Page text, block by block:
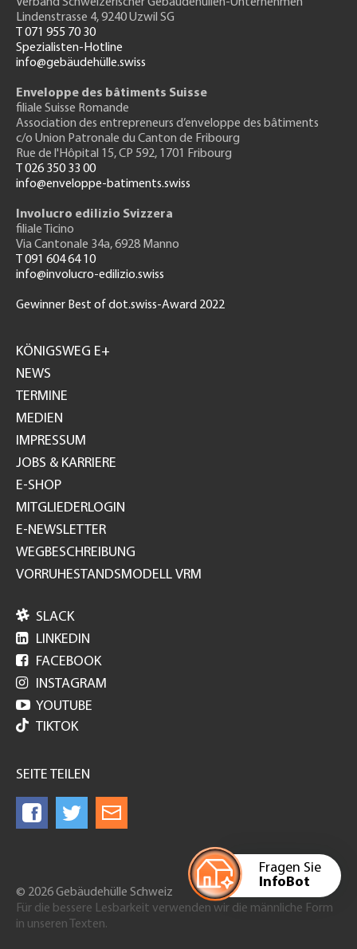
Fragen Sie
InfoBot
Verband Schweizerischer Gebäudehüllen-Unternehmen
Lindenstrasse 4, 9240 Uzwil SG
T 071 955 70 30
Spezialisten-Hotline
info@gebäudehülle.swiss
Enveloppe des bâtiments Suisse
filiale Suisse Romande
Association des entrepreneurs d’enveloppe des bâtiments
c/o Union Patronale du Canton de Fribourg
Rue de l'Hôpital 15, CP 592, 1701 Fribourg
T 026 350 33 00
info@enveloppe-batiments.swiss
Involucro edilizio Svizzera
filiale Ticino
Via Cantonale 34a, 6928 Manno
T 091 604 64 10
info@involucro-edilizio.swiss
Gewinner Best of dot.swiss-Award 2022
GH
KÖNIGSWEG E+
NEWS
TERMINE
MEDIEN
IMPRESSUM
JOBS & KARRIERE
E-SHOP
MITGLIEDERLOGIN
E-NEWSLETTER
WEGBESCHREIBUNG
VORRUHESTANDSMODELL VRM
 SLACK
 LINKEDIN
 FACEBOOK
 INSTAGRAM
 YOUTUBE
TIKTOK
SEITE TEILEN
© 2026 Gebäudehülle Schweiz
Für die bessere Lesbarkeit verwenden wir die männliche Form
in unseren Texten.